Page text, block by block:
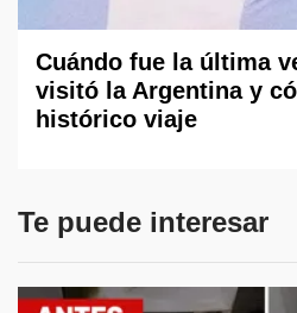
Cuándo fue la última
visitó la Argentina y
histórico viaje
Te puede interesar